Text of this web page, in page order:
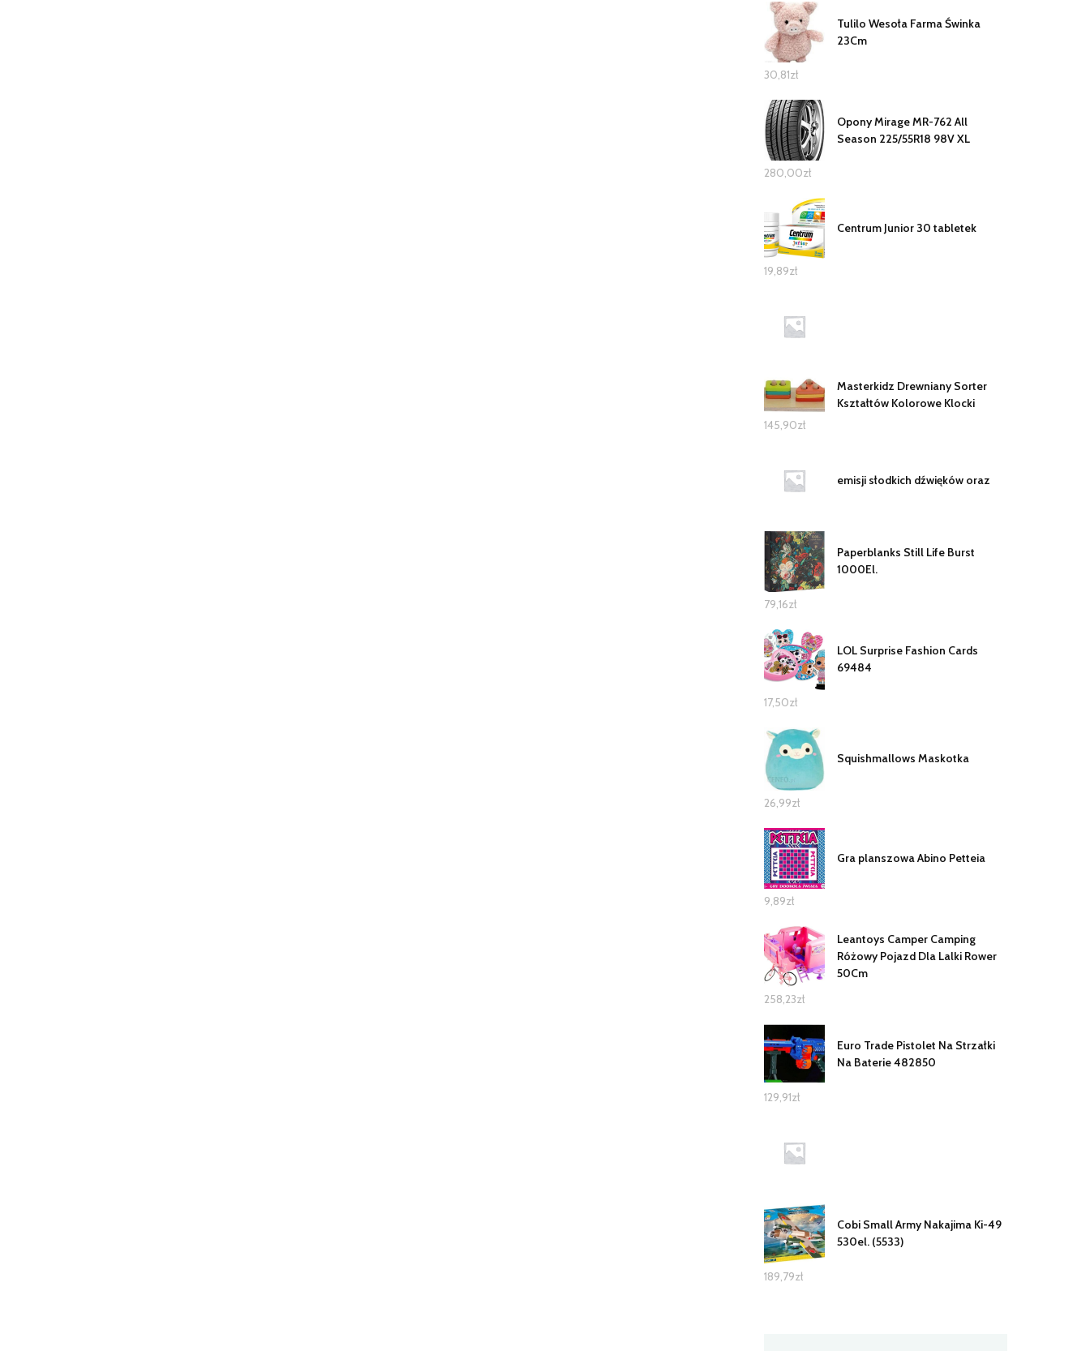
Tulilo Wesoła Farma Świnka
23Cm
30,81zł
Opony Mirage MR-762 All
Season 225/55R18 98V XL
280,00zł
Centrum Junior 30 tabletek
19,89zł
Masterkidz Drewniany Sorter
Kształtów Kolorowe Klocki
145,90zł
emisji słodkich dźwięków oraz
Paperblanks Still Life Burst
1000El.
79,16zł
LOL Surprise Fashion Cards
69484
17,50zł
Squishmallows Maskotka
26,99zł
Gra planszowa Abino Petteia
9,89zł
Leantoys Camper Camping
Różowy Pojazd Dla Lalki Rower
50Cm
258,23zł
Euro Trade Pistolet Na Strzałki
Na Baterie 482850
129,91zł
Cobi Small Army Nakajima Ki-49
530el. (5533)
189,79zł